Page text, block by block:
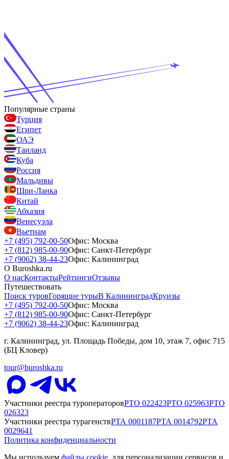
Популярные страны
Турция
Египет
ОАЭ
Таиланд
Куба
Россия
Мальдивы
Шри-Ланка
Китай
Абхазия
Венесуэла
Вьетнам
+7 (495) 792-00-50Офис: Москва
+7 (812) 985-00-90Офис: Санкт-Петербург
+7 (9062) 38-44-23Офис: Калининград
О Buroshka.ru
О насКонтактыРейтингиОтзывы
Путешествовать
Поиск туровГорящие турыВ КалининградКруизы
+7 (495) 792-00-50Офис: Москва
+7 (812) 985-00-90Офис: Санкт-Петербург
+7 (9062) 38-44-23Офис: Калининград
г. Калининград, ул. Площадь Победы, дом 10, этаж 7, офис 715
(БЦ Кловер)
tour@buroshka.ru
Участники реестра туроператоровРТО 022423РТО 025963РТО
026323
Участники реестра турагенствРТА 0001187РТА 0014792РТА
0029641
Политика конфиденциальности